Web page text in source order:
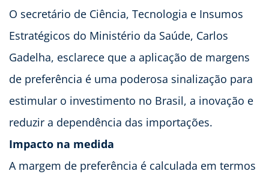
O secretário de Ciência, Tecnologia e Insumos
Estratégicos do Ministério da Saúde, Carlos
Gadelha, esclarece que a aplicação de margens
de preferência é uma poderosa sinalização para
estimular o investimento no Brasil, a inovação e
reduzir a dependência das importações.
Impacto na medida
A margem de preferência é calculada em termos